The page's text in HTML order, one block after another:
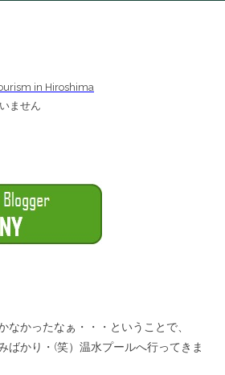
in Hiroshima
ません
なかったなぁ・・・ということで、
ばかり・(笑） 温水プールへ行ってきま